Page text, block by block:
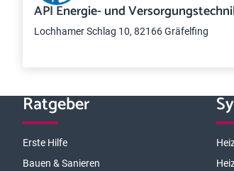
API Energie- und
Lochhamer Schlag 10, 82166 Gräfelfing
Ratgeber
Erste Hilfe
Bauen & Sanieren